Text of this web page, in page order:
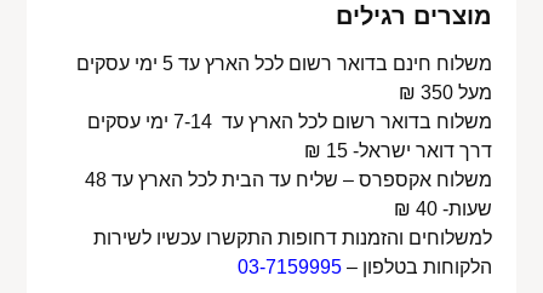
מוצרים רגילים
משלוח חינם בדואר רשום לכל הארץ עד 5 ימי עסקים
מעל 350 ₪
משלוח בדואר רשום לכל הארץ עד 7-14 ימי עסקים
דרך דואר ישראל- 15 ₪
משלוח אקספרס – שליח עד הבית לכל הארץ עד 48
שעות- 40 ₪
למשלוחים והזמנות דחופות התקשרו עכשיו לשירות
הלקוחות בטלפון –03-7159995